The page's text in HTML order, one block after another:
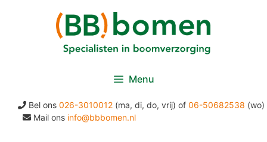
Menu
Bel ons 026-3010012 (ma, di, do, vrij) of 06-50682538 (wo)
Mail ons info@bbbomen.nl